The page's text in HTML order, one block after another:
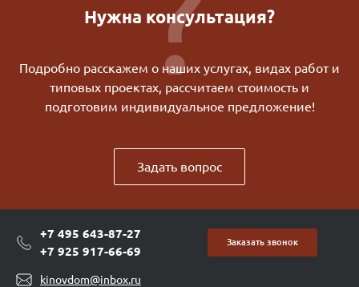
Нужна консультация?
Подробно расскажем о наших услугах, видах работ и
типовых проектах, рассчитаем стоимость и
подготовим индивидуальное предложение!
Задать вопрос
+7 495 643-87-27
+7 925 917-66-69
Заказать звонок
kinovdom@inbox.ru